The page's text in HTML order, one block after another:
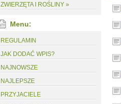
ZWIERZĘTA I ROŚLINY »
Menu:
REGULAMIN
JAK DODAĆ WPIS?
NAJNOWSZE
NAJLEPSZE
PRZYJACIELE